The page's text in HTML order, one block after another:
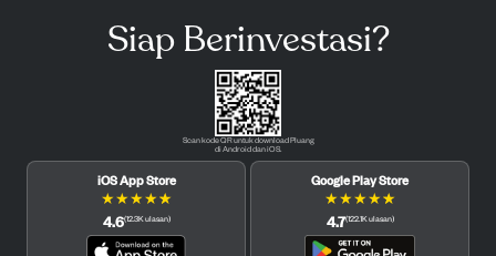
Siap Berinvestasi?
Scan kode QR untuk download Pluang
di Android dan iOS.
iOS App Store
★★★★★
4.6(12.3Kulasan)
Google Play Store
★★★★★
4.7(122.1Kulasan)